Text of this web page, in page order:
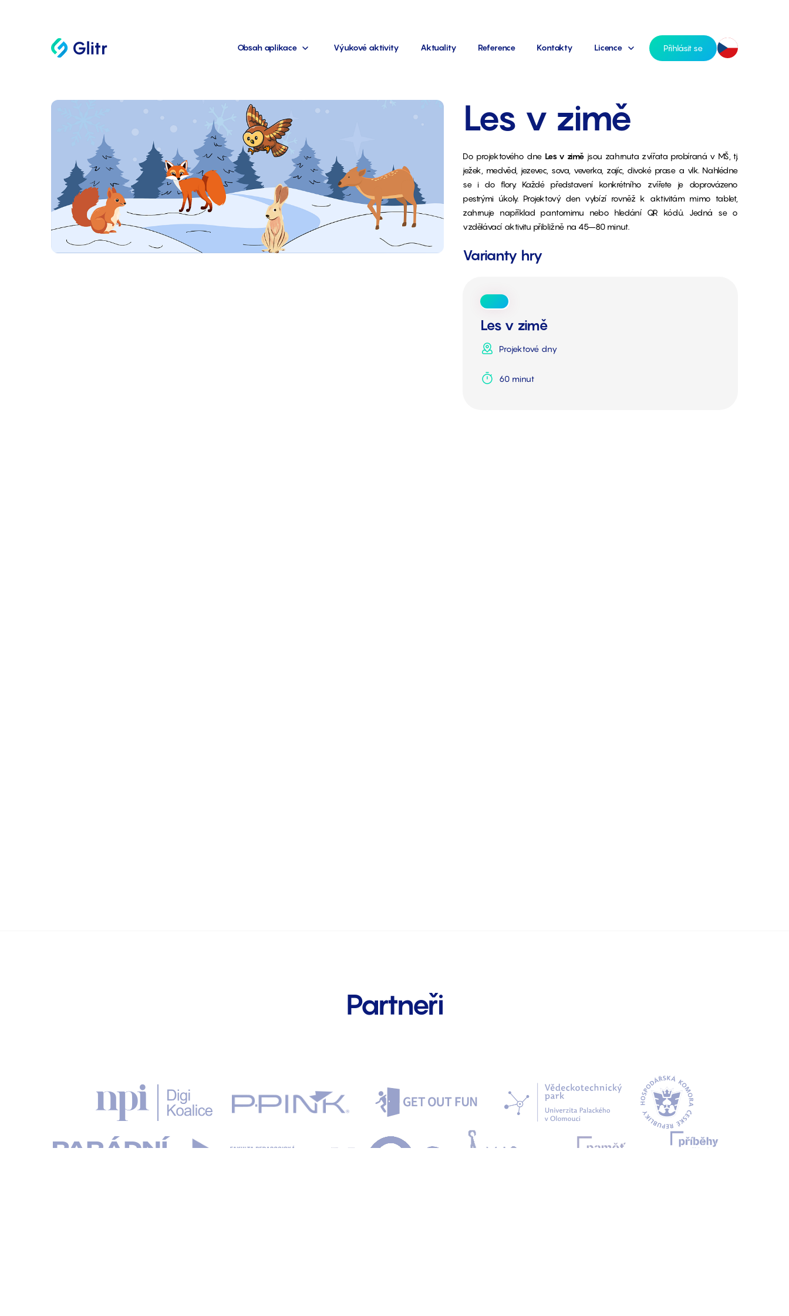
Obsah aplikace Výukové aktivity Aktuality Reference Kontakty Licence Přihlásit se
Les v zimě
Do projektového dne Les v zimějsou zahrnuta zvířata probíraná v MŠ, tj.
ježek, medvěd, jezevec, sova, veverka, zajíc, divoké prase a vlk. Nahlédne
se i do flory. Každé představení konkrétního zvířete je doprovázeno
pestrými úkoly. Projektový den vybízí rovněž k aktivitám mimo tablet,
zahrnuje například pantomimu nebo hledání QR kódů. Jedná se o
vzdělávací aktivitu přibližně na 45­­–80 minut.
Varianty hry
Les v zimě
Projektové dny
60 minut
Partneři